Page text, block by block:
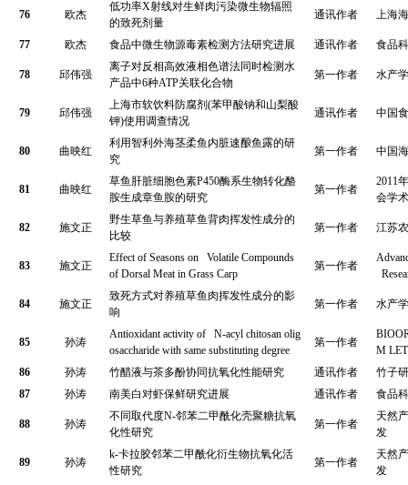
76 欧杰
低功率X射线对生鲜肉污染微生物辐照
的致死剂量
通讯作者 上海
77 欧杰 食品中微生物源毒素检测方法研究进展 通讯作者 食品
78 邱伟强
离子对反相高效液相色谱法同时检测水
产品中6种ATP关联化合物
第一作者 水产
79 邱伟强
上海市软饮料防腐剂 (苯甲酸钠和山梨酸
钾)使用调查情况
通讯作者 中国
80 曲映红
利用智利外海茎柔鱼内脏速酿鱼露的研
究
第一作者 中国
81 曲映红
草鱼肝脏细胞色素P450酶系生物转化酪
胺生成章鱼胺的研究
第一作者
2011
会学
82 施文正
野生草鱼与养殖草鱼背肉挥发性成分的
比较
第一作者 江苏
83 施文正
Effect of Seasons on Volatile Compounds
of Dorsal Meat in Grass Carp
第一作者
84 施文正
致死方式对养殖草鱼肉挥发性成分的影
响
第一作者 水产
85 孙涛
Antioxidant activity of N-acyl chitosan olig
osaccharide with same substituting degree
第一作者
M
86
孙涛 竹醋液与茶多酚协同抗氧化性能研究 通讯作者
竹子
87
孙涛 南美白对虾保鲜研究进展 通讯作者 食品
88 孙涛
不同取代度N-邻苯二甲酰化壳聚糖抗氧
化性研究
第一作者
天然
发
89 孙涛
k-卡拉胶邻苯二甲酰化衍生物抗氧化活
性研究
第一作者
天然
发